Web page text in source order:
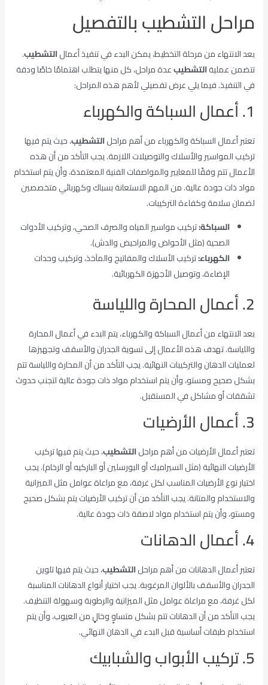
مراحل التشطيب بالتفصيل
بعد الانتهاء من مرحلة التخطيط، يمكن البدء في تنفيذ أعمالالتشطيب.
تتضمن عمليةالتشطيبعدة مراحل، كل منها يتطلب اهتمامًا خاصًا ودقة
في التنفيذ. فيما يلي عرض تفصيلي لأهم هذه المراحل:
1. أعمال السباكة والكهرباء
تعتبر أعمال السباكة والكهرباء من أهم مراحلالتشطيب، حيث يتم فيها
تركيب المواسير والأسلاك والتوصيلات اللازمة. يجب التأكد من أن هذه
الأعمال تتم وفقًا للمعايير والمواصفات الفنية المعتمدة، وأن يتم استخدام
مواد ذات جودة عالية. من المهم الاستعانة بسباك وكهربائي متخصصين
لضمان سلامة وكفاءة التركيبات.
السباكة:تركيب مواسير المياه والصرف الصحي، وتركيب الأدوات
الصحية (مثل الأحواض والمراحيض والدش).
الكهرباء:تركيب الأسلاك والمفاتيح والمآخذ، وتركيب وحدات
الإضاءة، وتوصيل الأجهزة الكهربائية.
2. أعمال المحارة واللياسة
بعد الانتهاء من أعمال السباكة والكهرباء، يتم البدء في أعمال المحارة
واللياسة. تهدف هذه الأعمال إلى تسوية الجدران والأسقف وتجهيزها
لعمليات الدهان والتركيبات النهائية. يجب التأكد من أن المحارة واللياسة تتم
بشكل صحيح ومستو، وأن يتم استخدام مواد ذات جودة عالية لتجنب حدوث
تشققات أو مشاكل في المستقبل.
3. أعمال الأرضيات
تعتبر أعمال الأرضيات من أهم مراحلالتشطيب، حيث يتم فيها تركيب
الأرضيات النهائية (مثل السيراميك أو البورسلين أو الباركيه أو الرخام). يجب
اختيار نوع الأرضيات المناسب لكل غرفة، مع مراعاة عوامل مثل الميزانية
والاستخدام والمتانة. يجب التأكد من أن تركيب الأرضيات يتم بشكل صحيح
ومستو، وأن يتم استخدام مواد لاصقة ذات جودة عالية.
4. أعمال الدهانات
تعتبر أعمال الدهانات من أهم مراحلالتشطيب، حيث يتم فيها تلوين
الجدران والأسقف بالألوان المرغوبة. يجب اختيار أنواع الدهانات المناسبة
لكل غرفة، مع مراعاة عوامل مثل الميزانية والرطوبة وسهولة التنظيف.
يجب التأكد من أن الدهانات تتم بشكل متساوٍ وخالٍ من العيوب، وأن يتم
استخدام طبقات أساسية قبل البدء في الدهان النهائي.
5. تركيب الأبواب والشبابيك